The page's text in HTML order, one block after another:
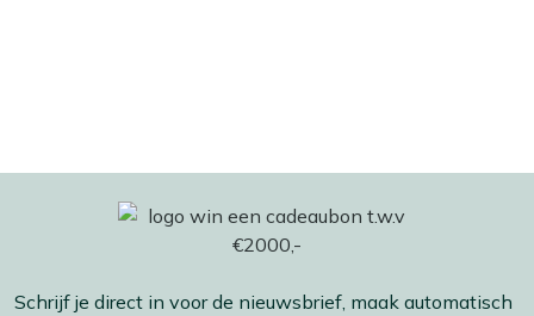
Schrijf je direct in voor de nieuwsbrief, maak automatisch